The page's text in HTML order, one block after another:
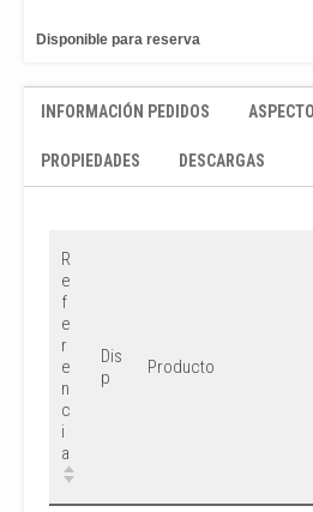
Disponible para reserva
INFORMACIÓN PEDIDOS
PROPIEDADES DESCARGAS
R
e
f
e
r
e
n
c
i
a
Dis
p
Producto